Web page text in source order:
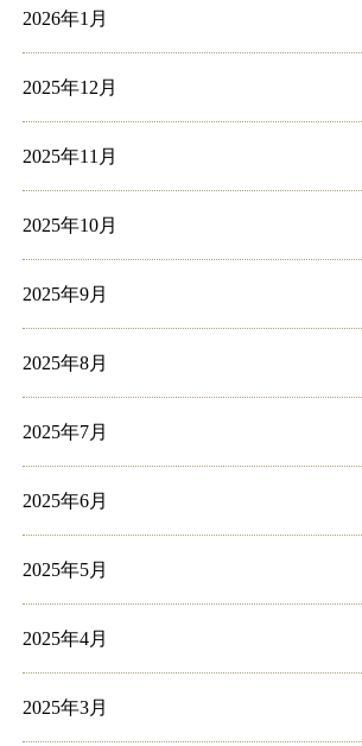
2026年1月
2025年12月
2025年11月
2025年10月
2025年9月
2025年8月
2025年7月
2025年6月
2025年5月
2025年4月
2025年3月